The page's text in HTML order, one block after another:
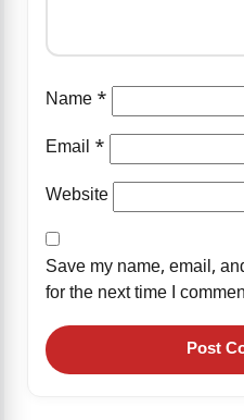
Name *
Email *
Website
Save my name, email,
for the next time I